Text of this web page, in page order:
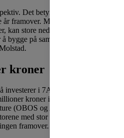
Det betyr at det vi bygger i dag
framover. Med de
kan store nedbørsmengder fort bli
bygge på samme måte som før.
kroner
i 7Analytics. Selskapet
kroner i en seed-runde ledet
(OBOS og AF Gruppen) og
med stor tro på gründerne.
framover.